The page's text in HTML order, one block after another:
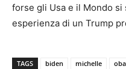
forse gli Usa e il Mondo
esperienza di un Trump
TAGS biden michelle